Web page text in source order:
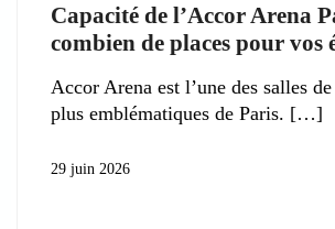
Capacité de l’Accor Arena
combien de places pour vos
Accor Arena est l’une des salles
plus emblématiques de Paris.
29 juin 2026